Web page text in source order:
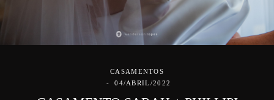
CASAMENTOS
04/ABRIL/2022